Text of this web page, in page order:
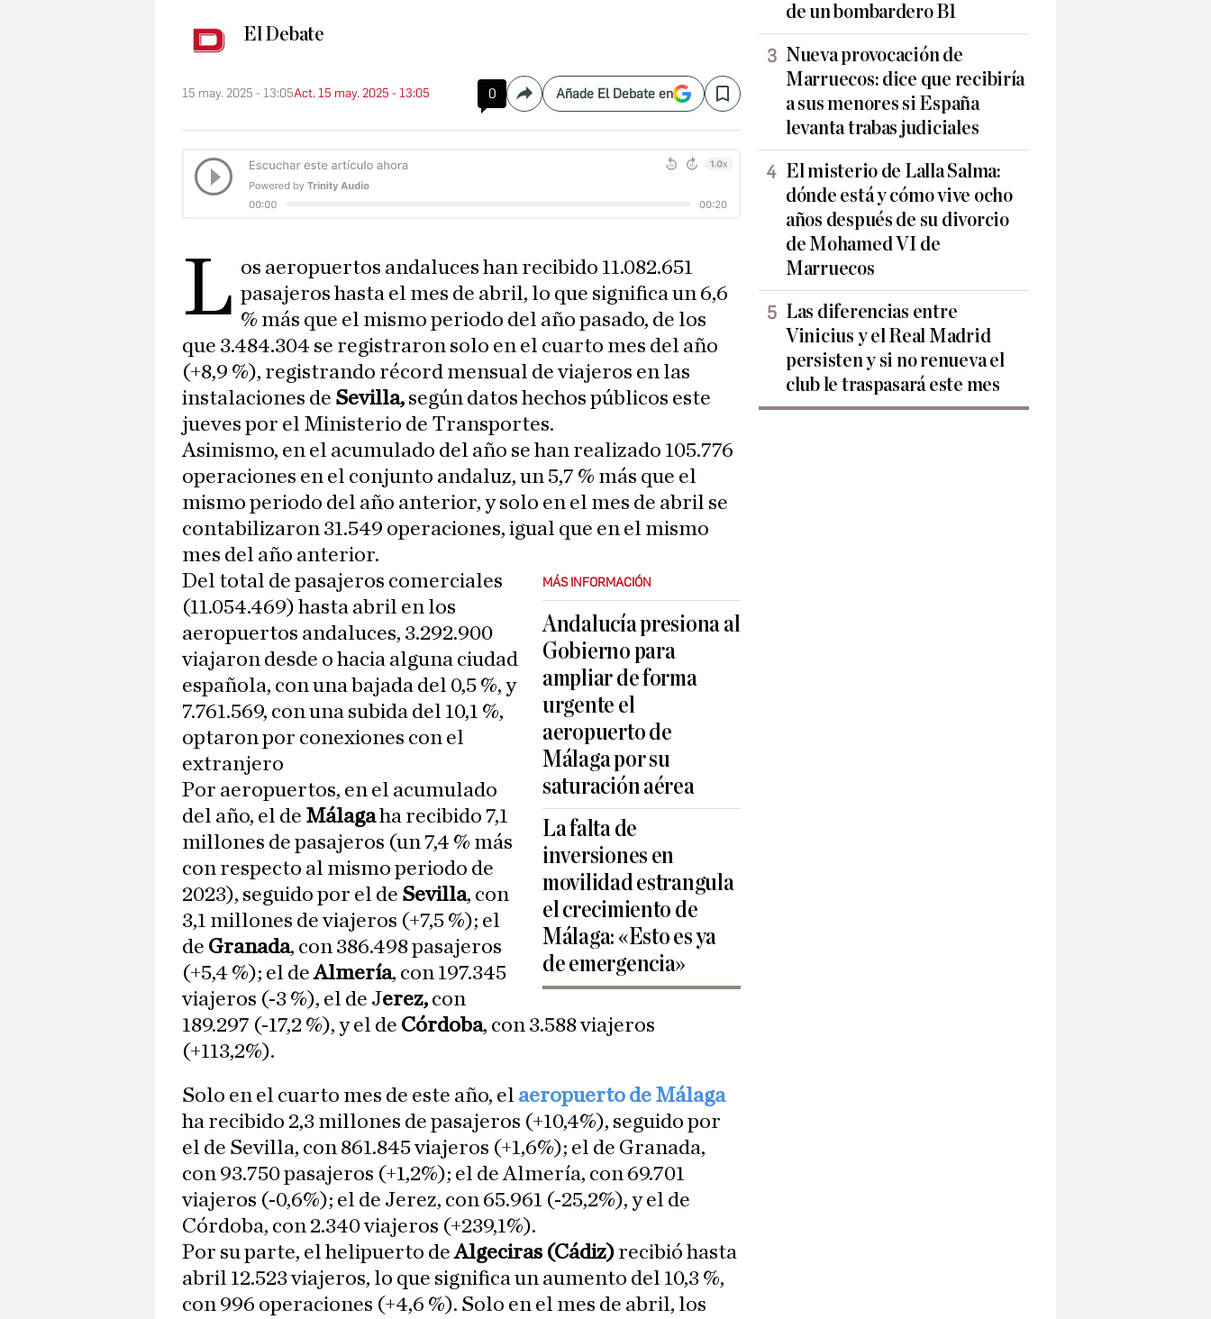
El Debate
15 may. 2025 - 13:05Act. 15 may. 2025 - 13:05 0 CompartirAñade El Debate en Save
L os aeropuertos andaluces han recibido 11.082.651
pasajeros hasta el mes de abril, lo que significa un 6,6
% más que el mismo periodo del año pasado, de los
que 3.484.304 se registraron solo en el cuarto mes del año
(+8,9 %), registrando récord mensual de viajeros en las
instalaciones de Sevilla, según datos hechos públicos este
jueves por el Ministerio de Transportes.
Asimismo, en el acumulado del año se han realizado 105.776
operaciones en el conjunto andaluz, un 5,7 % más que el
mismo periodo del año anterior, y solo en el mes de abril se
contabilizaron 31.549 operaciones, igual que en el mismo
mes del año anterior.
MÁS INFORMACIÓN
Andalucía presiona al
Gobierno para
ampliar de forma
urgente el
aeropuerto de
Málaga por su
saturación aérea
La falta de
inversiones en
movilidad estrangula
el crecimiento de
Málaga: «Esto es ya
de emergencia»
Del total de pasajeros comerciales
(11.054.469) hasta abril en los
aeropuertos andaluces, 3.292.900
viajaron desde o hacia alguna ciudad
española, con una bajada del 0,5 %, y
7.761.569, con una subida del 10,1 %,
optaron por conexiones con el
extranjero
Por aeropuertos, en el acumulado
del año, el de Málagaha recibido 7,1
millones de pasajeros (un 7,4 % más
con respecto al mismo periodo de
2023), seguido por el de Sevilla, con
3,1 millones de viajeros (+7,5 %); el
de Granada, con 386.498 pasajeros
(+5,4 %); el deAlmería, con 197.345
viajeros (-3 %), el de Jerez, con
189.297 (-17,2 %), y el de Córdoba, con 3.588 viajeros
(+113,2%).
Solo en el cuarto mes de este año, el aeropuerto de Málaga
ha recibido 2,3 millones de pasajeros (+10,4%), seguido por
el de Sevilla, con 861.845 viajeros (+1,6%); el de Granada,
con 93.750 pasajeros (+1,2%); el de Almería, con 69.701
viajeros (-0,6%); el de Jerez, con 65.961 (-25,2%), y el de
Córdoba, con 2.340 viajeros (+239,1%).
Por su parte, el helipuerto deAlgeciras (Cádiz) recibió hasta
abril 12.523 viajeros, lo que significa un aumento del 10,3 %,
con 996 operaciones (+4,6 %). Solo en el mes de abril, los
de un bombardero B1
Nueva provocación de
Marruecos: dice que recibiría
a sus menores si España
levanta trabas judiciales
El misterio de Lalla Salma:
dónde está y cómo vive ocho
años después de su divorcio
de Mohamed VI de
Marruecos
Las diferencias entre
Vinicius y el Real Madrid
persisten y si no renueva el
club le traspasará este mes